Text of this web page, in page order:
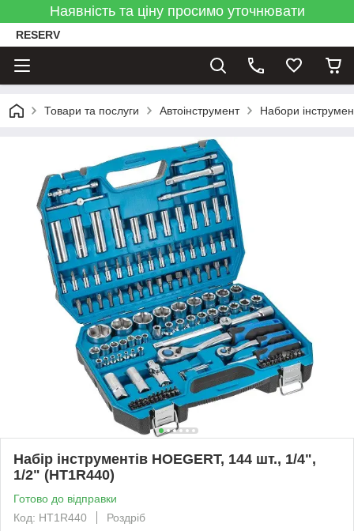
Наявність та ціну просимо уточнювати
RESERV
Товари та послуги Автоінструмент Набори
Набір інструментів HOEGERT, 144 шт., 1/4",
1/2" (HT1R440)
Готово до відправки
Код: HT1R440
Роздріб